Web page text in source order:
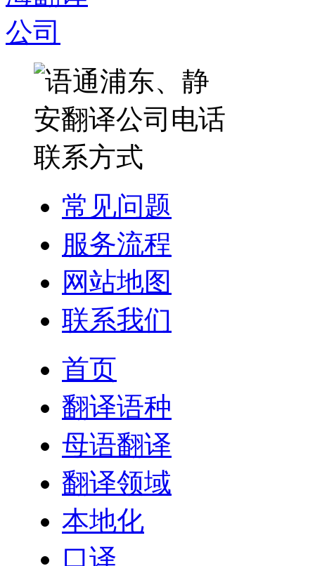
常见问题
服务流程
网站地图
联系我们
首页
翻译语种
母语翻译
翻译领域
本地化
口译